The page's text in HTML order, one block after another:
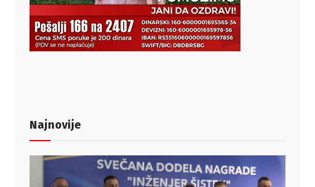
Najnovije